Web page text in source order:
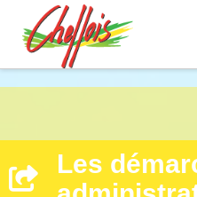
Les